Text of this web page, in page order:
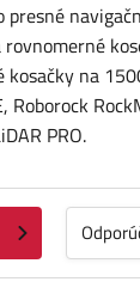
na
Roborock
PRO.